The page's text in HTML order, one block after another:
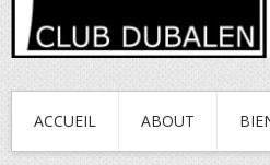
ACCUEIL ABOUT